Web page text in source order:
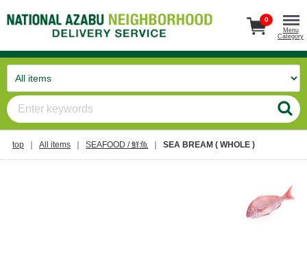
0
Menu
Category
top All items SEAFOOD / 鮮魚 SEA BREAM ( WHOLE )